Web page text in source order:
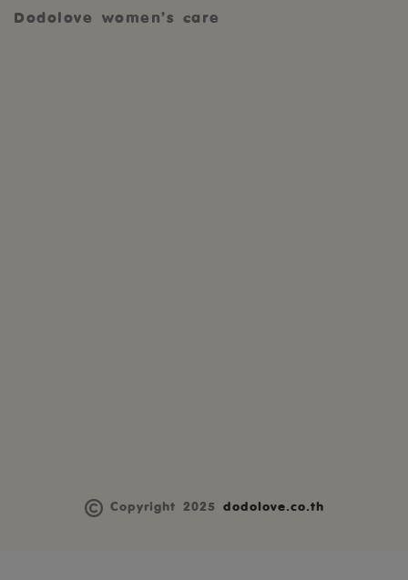
Dodolove women’s care
Copyright 2025 dodolove.co.th